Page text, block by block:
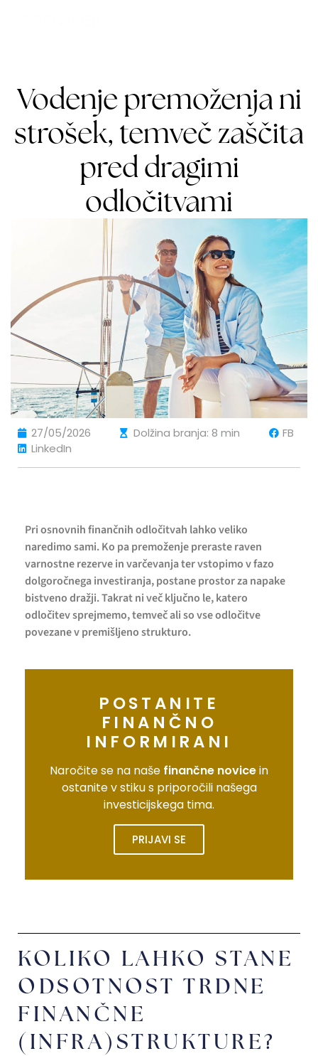
Vodenje premoženja ni
strošek, temveč zaščita
pred dragimi
odločitvami
27/05/2026 Dolžina branja: 8 min
FB
LinkedIn
Pri osnovnih finančnih odločitvah lahko veliko
naredimo sami. Ko pa premoženje preraste raven
varnostne rezerve in varčevanja ter vstopimo v fazo
dolgoročnega investiranja, postane prostor za napake
bistveno dražji. Takrat ni več ključno le, katero
odločitev sprejmemo, temveč ali so vse odločitve
povezane v premišljeno strukturo.
POSTANITE
FINANČNO
INFORMIRANI
Naročite se na naše finančne novicein
ostanite v stiku s priporočili našega
investicijskega tima.
PRIJAVI SE
KOLIKO LAHKO STANE
ODSOTNOST TRDNE
FINANČNE
(INFRA)STRUKTURE?